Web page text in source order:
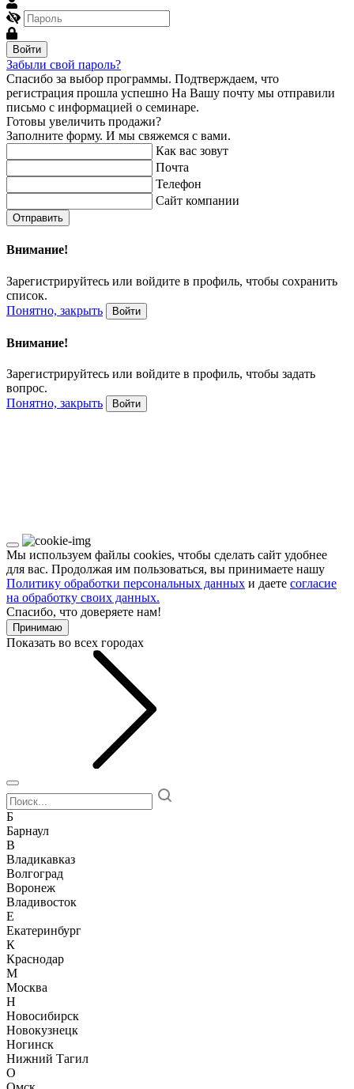
Войти
Забыли свой пароль?
Спасибо за выбор программы. Подтверждаем, что
регистрация прошла успешно На Вашу почту мы отправили
письмо с информацией о семинаре.
Готовы увеличить продажи?
Заполните форму. И мы свяжемся с вами.
Как вас зовут
Почта
Телефон
Сайт компании
Отправить
Внимание!
Зарегистрируйтесь или войдите в профиль, чтобы сохранить
список.
Понятно, закрыть
Войти
Внимание!
Зарегистрируйтесь или войдите в профиль, чтобы задать
вопрос.
Понятно, закрыть
Войти
Мы используем файлы cookies, чтобы сделать сайт удобнее
для вас. Продолжая им пользоваться, вы принимаете нашу
Политику обработки персональных данных и даете согласие
на обработку своих данных.
Спасибо, что доверяете нам!
Принимаю
Показать во всех городах
Б
Барнаул
В
Владикавказ
Волгоград
Воронеж
Владивосток
Е
Екатеринбург
К
Краснодар
М
Москва
Н
Новосибирск
Новокузнецк
Ногинск
Нижний Тагил
О